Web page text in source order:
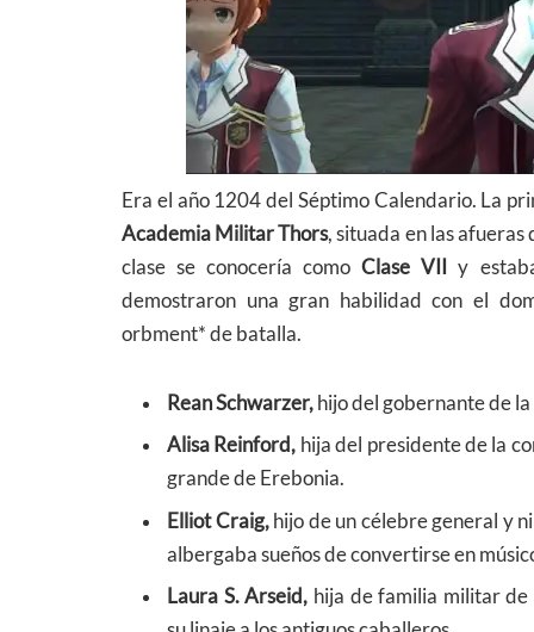
Era el año 1204 del Séptimo Calendario. La
Academia Militar Thors, situada en las afueras
clase se conocería comoClase VII
y
demostraron una gran habilidad con el
orbment* de batalla.
Rean Schwarzer, hijo del gobernante de
Alisa Reinford, hija del presidente de la
grande de Erebonia.
Elliot Craig, hijo de un célebre general y
albergaba sueños de convertirse en
Laura S. Arseid, hija de familia militar